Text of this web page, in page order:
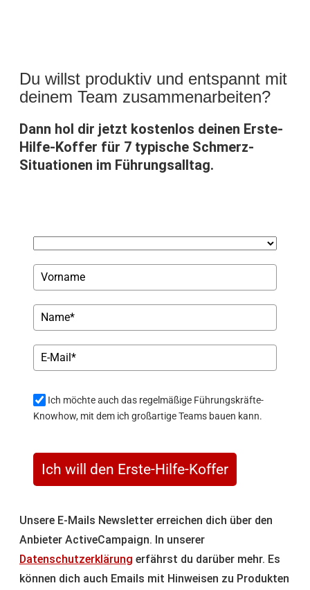
Du willst produktiv und entspannt mit
deinem Team zusammenarbeiten?
Dann hol dir jetzt kostenlos deinen Erste-
Hilfe-Koffer für 7 typische Schmerz-
Situationen im Führungsalltag.
Ich möchte auch das regelmäßige Führungskräfte-
Knowhow, mit dem ich großartige Teams bauen kann.
Ich will den Erste-Hilfe-Koffer
Unsere E-Mails Newsletter erreichen dich über den
Anbieter ActiveCampaign. In unserer
Datenschutzerklärung erfährst du darüber mehr. Es
können dich auch Emails mit Hinweisen zu Produkten